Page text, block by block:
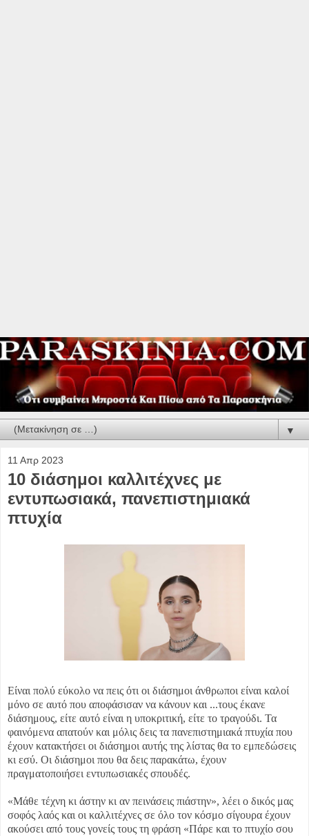
▼
11 Απρ 2023
10 διάσημοι καλλιτέχνες με
εντυπωσιακά, πανεπιστημιακά
πτυχία
Είναι πολύ εύκολο να πεις ότι οι διάσημοι άνθρωποι είναι καλοί
μόνο σε αυτό που αποφάσισαν να κάνουν και ...τους έκανε
διάσημους, είτε αυτό είναι η υποκριτική, είτε το τραγούδι. Τα
φαινόμενα απατούν και μόλις δεις τα πανεπιστημιακά πτυχία που
έχουν κατακτήσει οι διάσημοι αυτής της λίστας θα το εμπεδώσεις
κι εσύ. Οι διάσημοι που θα δεις παρακάτω, έχουν
πραγματοποιήσει εντυπωσιακές σπουδές.
«Μάθε τέχνη κι άστην κι αν πεινάσεις πιάστην», λέει ο δικός μας
σοφός λαός και οι καλλιτέχνες σε όλο τον κόσμο σίγουρα έχουν
ακούσει από τους γονείς τους τη φράση «Πάρε και το πτυχίο σου